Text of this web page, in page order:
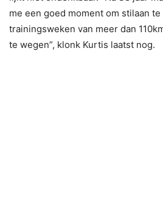
me een goed moment om stilaan
trainingsweken van meer dan
te wegen”, klonk Kurtis laatst nog.